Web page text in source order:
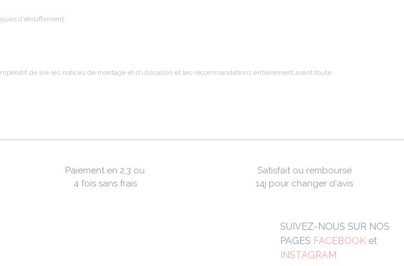
d’étouffement.
de lire les notices de montage et d’utilisation et les recommandations entièrement avant toute
Paiement en 2,3 ou
4 fois sans frais
Satisfait ou remboursé
14j pour changer d'avis
SUIVEZ-NOUS SUR NOS
PAGES FACEBOOKet
INSTAGRAM